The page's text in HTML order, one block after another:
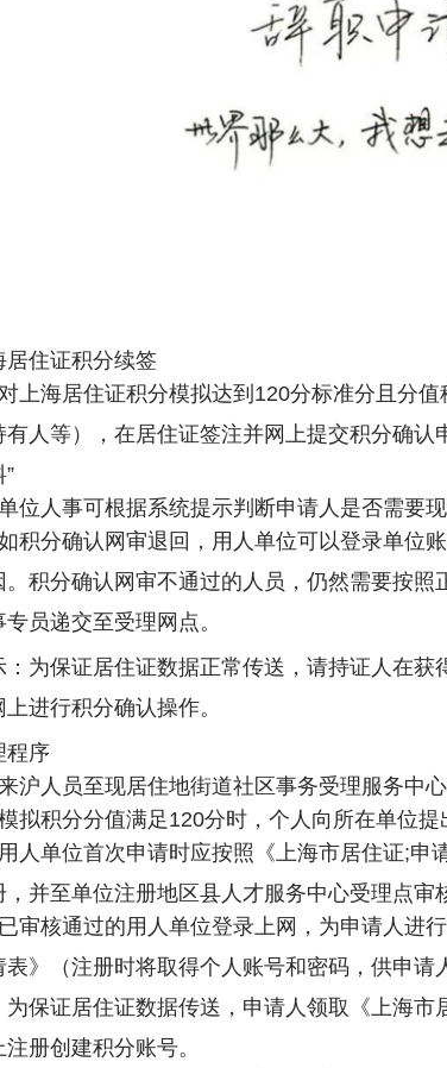
居住证积分续签
上海居住证积分模拟达到120分标准分且分
有人等），在居住证签注并网上提交积分确
位人事可根据系统提示判断申请人是否需要
积分确认网审退回，用人单位可以登录单位
。积分确认网审不通过的人员，仍然需要按
专员递交至受理网点。
：为保证居住证数据正常传送，请持证人在
上进行积分确认操作。
程序
沪人员至现居住地街道社区事务受理服务中
拟积分分值满足120分时，个人向所在单位提
人单位首次申请时应按照《上海市居住证;申
，并至单位注册地区县人才服务中心受理点审
审核通过的用人单位登录上网，为申请人进
表》（注册时将取得个人账号和密码，供申
为保证居住证数据传送，申请人领取《上海
注册创建积分账号。